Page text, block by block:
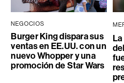
NEGOCIOS
Burger King dispara sus
ventas en EE.UU. con un
nuevo Whopper y una
promoción de Star Wars